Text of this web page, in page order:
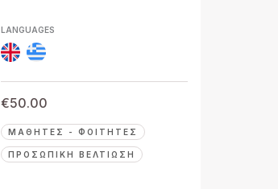
LANGUAGES
€50.00
ΜΑΘΗΤΈΣ - ΦΟΙΤΗΤΈΣ
ΠΡΟΣΩΠΙΚΉ ΒΕΛΤΊΩΣΗ